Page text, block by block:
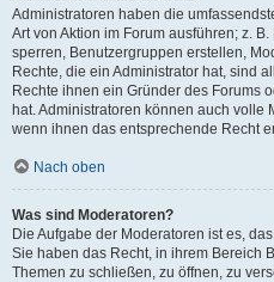
Administratoren haben die
Art von Aktion im Forum ausführen; z.
sperren, Benutzergruppen erstellen,
Rechte, die ein Administrator hat, sind
Rechte ihnen ein Gründer des Forums
hat. Administratoren können auch
wenn ihnen das entsprechende Recht
Nach oben
Was sind Moderatoren?
Die Aufgabe der Moderatoren ist es,
Sie haben das Recht, in ihrem Bereich
Themen zu schließen, zu öffnen, zu